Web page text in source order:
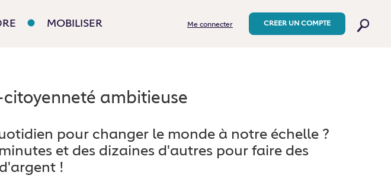
MOBILISER Me connecter CREER UN COMPTE
ambitieuse
pour changer le monde à notre échelle ?
et des dizaines d'autres pour faire des
!